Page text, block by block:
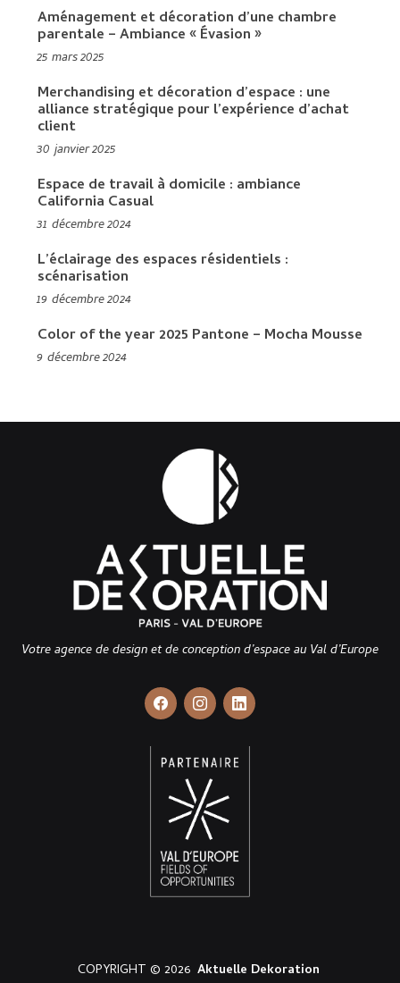
Aménagement et décoration d’une chambre
parentale – Ambiance « Évasion »
25 mars 2025
Merchandising et décoration d’espace : une
alliance stratégique pour l’expérience d’achat
client
30 janvier 2025
Espace de travail à domicile : ambiance
California Casual
31 décembre 2024
L’éclairage des espaces résidentiels :
scénarisation
19 décembre 2024
Color of the year 2025 Pantone – Mocha Mousse
9 décembre 2024
Votre agence de design et de conception d’espace au Val d’Europe
COPYRIGHT © 2026 Aktuelle Dekoration